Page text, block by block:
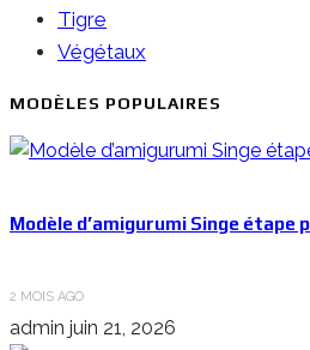
Tigre
Végétaux
MODÈLES POPULAIRES
Modèle d’amigurumi Singe étape
2 MOIS AGO
admin juin 21, 2026